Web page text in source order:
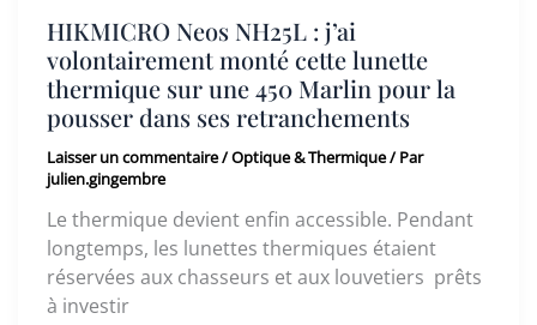
HIKMICRO Neos NH25L : j’ai
volontairement monté cette lunette
thermique sur une 450 Marlin pour la
pousser dans ses retranchements
Laisser un commentaire/Optique & Thermique/ Par
julien.gingembre
Le thermique devient enfin accessible. Pendant
longtemps, les lunettes thermiques étaient
réservées aux chasseurs et aux louvetiers prêts
à investir